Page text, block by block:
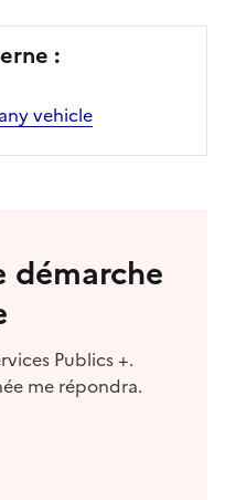
:
vehicle
démarche
Publics +.
me répondra.